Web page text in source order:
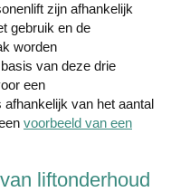
zijn afhankelijk
gebruik en de
worden
van deze drie
een
van het aantal
voorbeeld van een
liftonderhoud